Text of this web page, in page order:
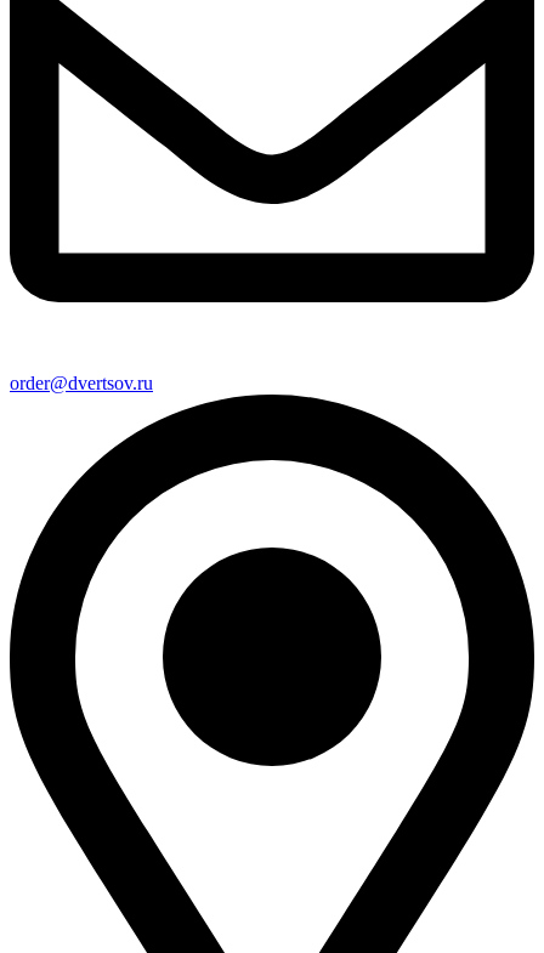
order@dvertsov.ru